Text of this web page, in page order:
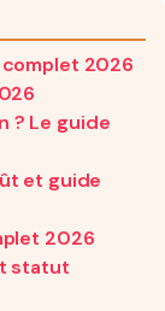
2026
? Le guide
et guide
2026
statut